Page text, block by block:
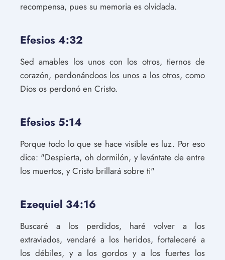
recompensa, pues su memoria es olvidada.
Efesios 4:32
Sed amables los unos con los otros, tiernos de
corazón, perdonándoos los unos a los otros, como
Dios os perdonó en Cristo.
Efesios 5:14
Porque todo lo que se hace visible es luz. Por eso
dice: "Despierta, oh dormilón, y levántate de entre
los muertos, y Cristo brillará sobre ti"
Ezequiel 34:16
Buscaré a los perdidos, haré volver a los
extraviados, vendaré a los heridos, fortaleceré a
los débiles, y a los gordos y a los fuertes los